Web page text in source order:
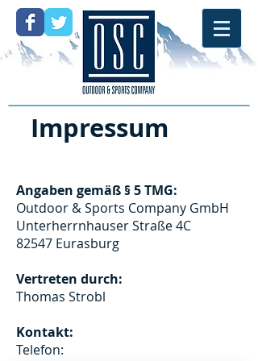
Impressum
Angaben gemäß § 5 TMG:
Outdoor & Sports Company GmbH
Unterherrnhauser Straße 4C
82547 Eurasburg
Vertreten durch:
Thomas Strobl
Kontakt:
Telefon: